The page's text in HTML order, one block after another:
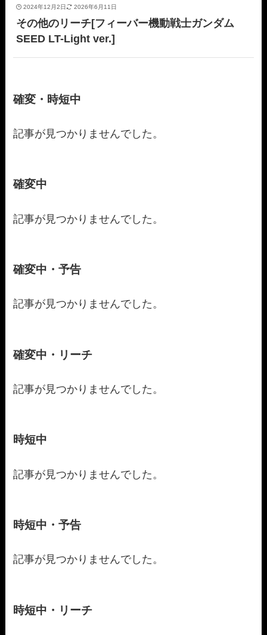
2024年12月2日 2026年6月11日
その他のリーチ[フィーバー機動戦士ガンダム
SEED LT-Light ver.]
確変・時短中
記事が見つかりませんでした。
確変中
記事が見つかりませんでした。
確変中・予告
記事が見つかりませんでした。
確変中・リーチ
記事が見つかりませんでした。
時短中
記事が見つかりませんでした。
時短中・予告
記事が見つかりませんでした。
時短中・リーチ